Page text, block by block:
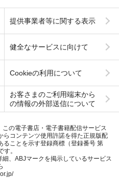
提供事業者等に関する表示
健全なサービスに向けて
Cookieの利用について
お客さまのご利用端末から
の情報の外部送信について
この電子書店・電子書籍配信サービス
らコンテンツ使用許諾を得た正規版配
ることを示す登録商標（登録番号 第
す。
細、ABJマークを掲示しているサービス